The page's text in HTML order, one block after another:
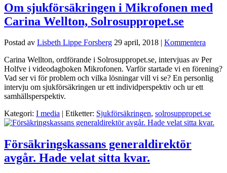
Om sjukförsäkringen i Mikrofonen med
Carina Wellton, Solrosuppropet.se
Postad av Lisbeth Lippe Forsberg 29 april, 2018
Kommentera
Carina Wellton, ordförande i Solrosuppropet.se, intervjuas av Per
Holfve i videodagboken Mikrofonen. Varför startade vi en förening?
Vad ser vi för problem och vilka lösningar vill vi se? En personlig
intervju om sjukförsäkringen ur ett individperspektiv och ur ett
samhällsperspektiv.
Kategori: I media | Etiketter: Sjukförsäkringen, solrosuppropet.se
Försäkringskassans generaldirektör
avgår. Hade velat sitta kvar.